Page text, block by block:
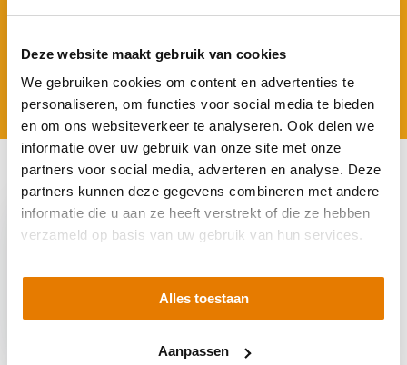
Deze website maakt gebruik van cookies
We gebruiken cookies om content en advertenties te
personaliseren, om functies voor social media te bieden
en om ons websiteverkeer te analyseren. Ook delen we
informatie over uw gebruik van onze site met onze
partners voor social media, adverteren en analyse. Deze
partners kunnen deze gegevens combineren met andere
informatie die u aan ze heeft verstrekt of die ze hebben
verzameld op basis van uw gebruik van hun services.
Alles toestaan
Aanpassen
€ 179,95
Recent bekeken
5P draaghendels